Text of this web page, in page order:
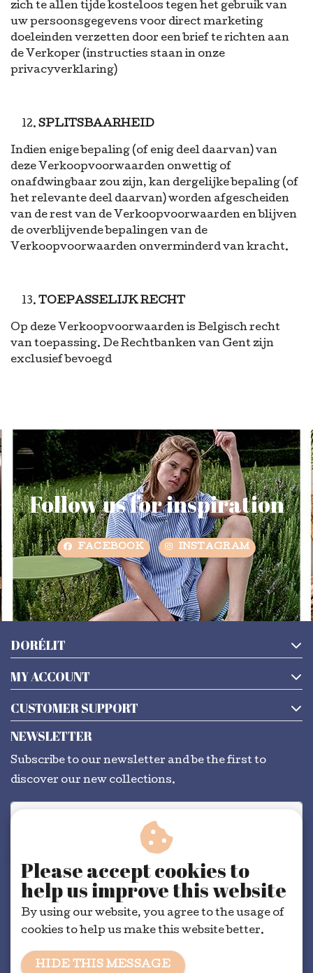
zich te allen tijde kosteloos tegen het gebruik van
uw persoonsgegevens voor direct marketing
doeleinden verzetten door een brief te richten aan
de Verkoper (instructies staan in onze
privacyverklaring)
SPLITSBAARHEID
Indien enige bepaling (of enig deel daarvan) van
deze Verkoopvoorwaarden onwettig of
onafdwingbaar zou zijn, kan dergelijke bepaling (of
het relevante deel daarvan) worden afgescheiden
van de rest van de Verkoopvoorwaarden en blijven
de overblijvende bepalingen van de
Verkoopvoorwaarden onverminderd van kracht.
TOEPASSELIJK RECHT
Op deze Verkoopvoorwaarden is Belgisch recht
van toepassing. De Rechtbanken van Gent zijn
exclusief bevoegd
Follow us for inspiration
FACEBOOK INSTAGRAM
DORÉLIT
MY ACCOUNT
CUSTOMER SUPPORT
NEWSLETTER
Subscribe to our newsletter and be the first to
discover our new collections.
Please accept cookies to
help us improve this website
By using our website, you agree to the usage of
cookies to help us make this website better.
HIDE THIS MESSAGE